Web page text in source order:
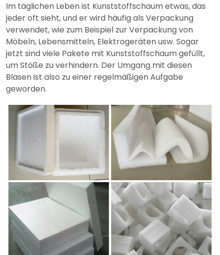
Im täglichen Leben ist Kunststoffschaum etwas, das
jeder oft sieht, und er wird häufig als Verpackung
verwendet, wie zum Beispiel zur Verpackung von
Möbeln, Lebensmitteln, Elektrogeräten usw. Sogar
jetzt sind viele Pakete mit Kunststoffschaum gefüllt,
um Stöße zu verhindern. Der Umgang mit diesen
Blasen ist also zu einer regelmäßigen Aufgabe
geworden.